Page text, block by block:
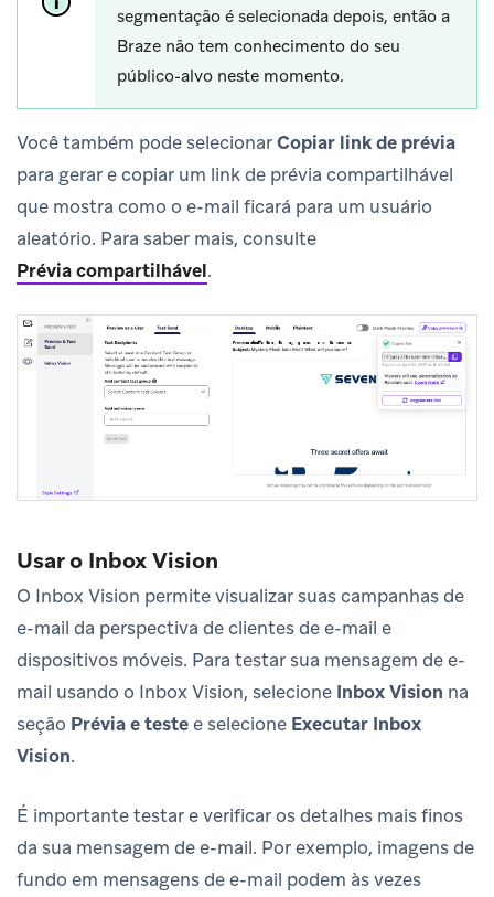
segmentação é selecionada depois, então a
Braze não tem conhecimento do seu
público-alvo neste momento.
Você também pode selecionarCopiar link de prévia
para gerar e copiar um link de prévia compartilhável
que mostra como o e-mail ficará para um usuário
aleatório. Para saber mais, consulte
Prévia compartilhável.
Usar o Inbox Vision
O Inbox Vision permite visualizar suas campanhas de
e-mail da perspectiva de clientes de e-mail e
dispositivos móveis. Para testar sua mensagem de e-
mail usando o Inbox Vision, selecione Inbox Vision na
seção Prévia e testee selecione Executar Inbox
Vision.
É importante testar e verificar os detalhes mais finos
da sua mensagem de e-mail. Por exemplo, imagens de
fundo em mensagens de e-mail podem às vezes